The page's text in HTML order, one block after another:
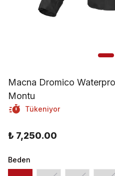
Macna Dromico
Montu
Tükeniyor
₺ 7,250.00
Beden